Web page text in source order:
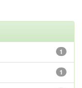
1
1